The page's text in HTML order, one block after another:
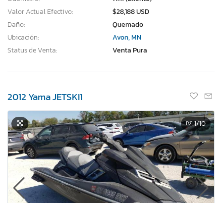
Valor Actual Efectivo:
$28,188 USD
Daño:
Quemado
Ubicación:
Avon, MN
Status de Venta:
Venta Pura
2012 Yama JETSKI1
1/10